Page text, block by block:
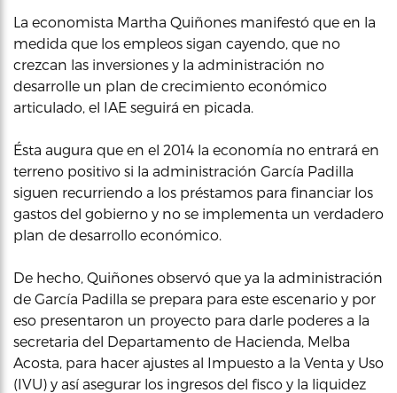
La economista Martha Quiñones manifestó que en la
medida que los empleos sigan cayendo, que no
crezcan las inversiones y la administración no
desarrolle un plan de crecimiento económico
articulado, el IAE seguirá en picada.
Ésta augura que en el 2014 la economía no entrará en
terreno positivo si la administración García Padilla
siguen recurriendo a los préstamos para financiar los
gastos del gobierno y no se implementa un verdadero
plan de desarrollo económico.
De hecho, Quiñones observó que ya la administración
de García Padilla se prepara para este escenario y por
eso presentaron un proyecto para darle poderes a la
secretaria del Departamento de Hacienda, Melba
Acosta, para hacer ajustes al Impuesto a la Venta y Uso
(IVU) y así asegurar los ingresos del fisco y la liquidez